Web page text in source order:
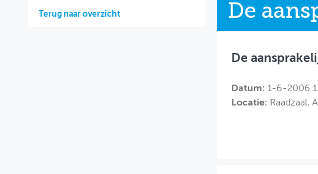
BIJEENKOMSTEN
Terug naar overzicht De
De
Datum: 1-6-2006
Locatie: Raadzaal,